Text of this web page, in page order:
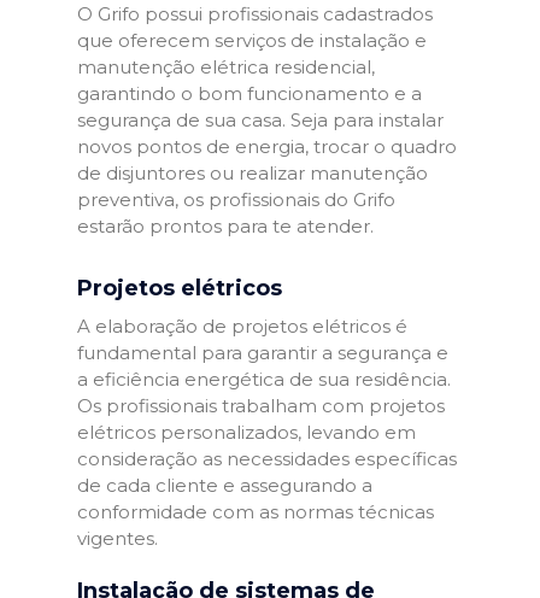
O Grifo possui profissionais cadastrados
que oferecem serviços de instalação e
manutenção elétrica residencial,
garantindo o bom funcionamento e a
segurança de sua casa. Seja para instalar
novos pontos de energia, trocar o quadro
de disjuntores ou realizar manutenção
preventiva, os profissionais do Grifo
estarão prontos para te atender.
Projetos elétricos
A elaboração de projetos elétricos é
fundamental para garantir a segurança e
a eficiência energética de sua residência.
Os profissionais trabalham com projetos
elétricos personalizados, levando em
consideração as necessidades específicas
de cada cliente e assegurando a
conformidade com as normas técnicas
vigentes.
Instalação de sistemas de